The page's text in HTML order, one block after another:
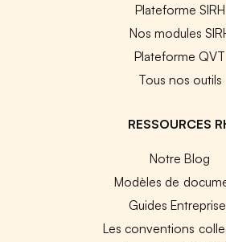
Plateforme SIRH
Nos modules
Plateforme QVT
Tous nos outils
RESSOURCES
Notre Blog
Modèles de
Guides
Les conventions